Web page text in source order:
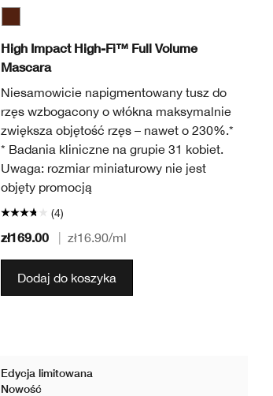
High Impact High-Fi™ Full Volume
Mascara
Niesamowicie napigmentowany tusz do
rzęs wzbogacony o włókna maksymalnie
zwiększa objętość rzęs – nawet o 230%.*
* Badania kliniczne na grupie 31 kobiet.
Uwaga: rozmiar miniaturowy nie jest
objęty promocją
(4)
zł169.00 zł16.90/ml
Dodaj do koszyka
Edycja limitowana
Nowość